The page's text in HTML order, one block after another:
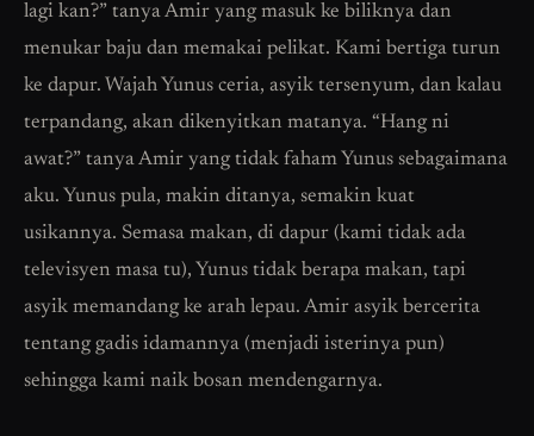
lagi kan?” tanya Amir yang masuk ke biliknya dan
menukar baju dan memakai pelikat. Kami bertiga turun
ke dapur. Wajah Yunus ceria, asyik tersenyum, dan kalau
terpandang, akan dikenyitkan matanya. “Hang ni
awat?” tanya Amir yang tidak faham Yunus sebagaimana
aku. Yunus pula, makin ditanya, semakin kuat
usikannya. Semasa makan, di dapur (kami tidak ada
televisyen masa tu), Yunus tidak berapa makan, tapi
asyik memandang ke arah lepau. Amir asyik bercerita
tentang gadis idamannya (menjadi isterinya pun)
sehingga kami naik bosan mendengarnya.